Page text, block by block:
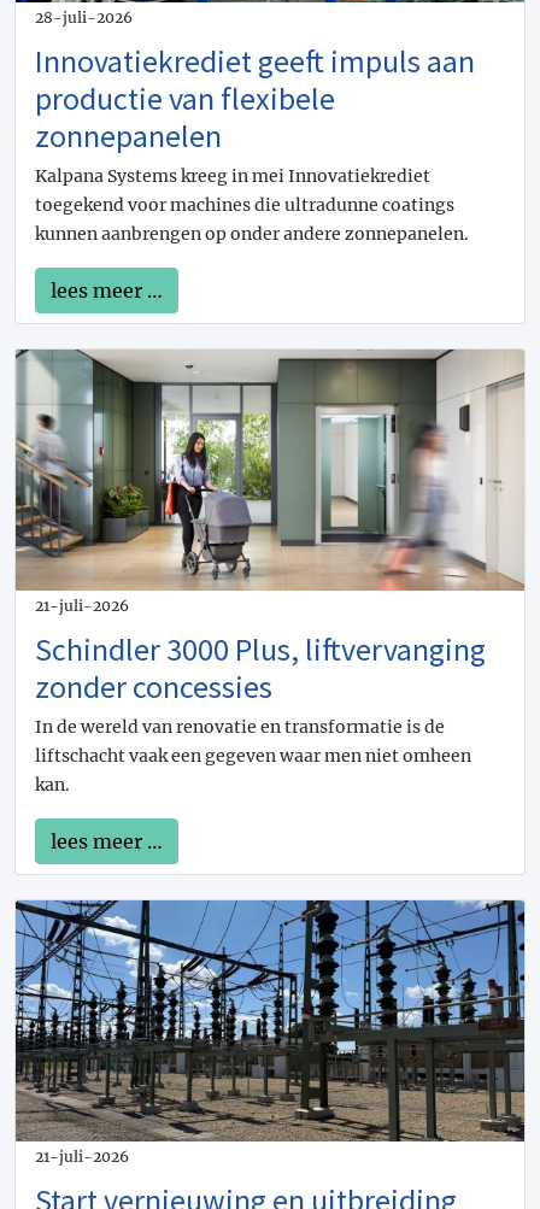
28-juli-2026
Innovatiekrediet geeft impuls aan
productie van flexibele
zonnepanelen
Kalpana Systems kreeg in mei Innovatiekrediet
toegekend voor machines die ultradunne coatings
kunnen aanbrengen op onder andere zonnepanelen.
lees meer …
21-juli-2026
Schindler 3000 Plus, liftvervanging
zonder concessies
In de wereld van renovatie en transformatie is de
liftschacht vaak een gegeven waar men niet omheen
kan.
lees meer …
21-juli-2026
Start vernieuwing en uitbreiding